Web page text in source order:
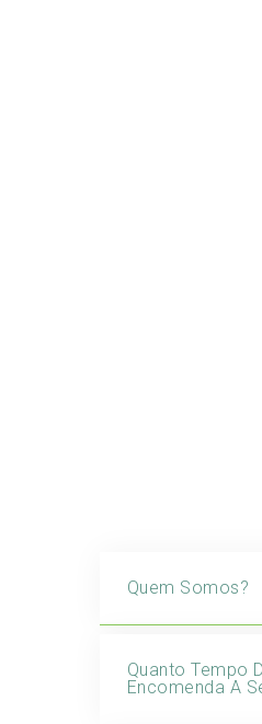
Quem Somos?
Quanto Tempo
Encomenda A